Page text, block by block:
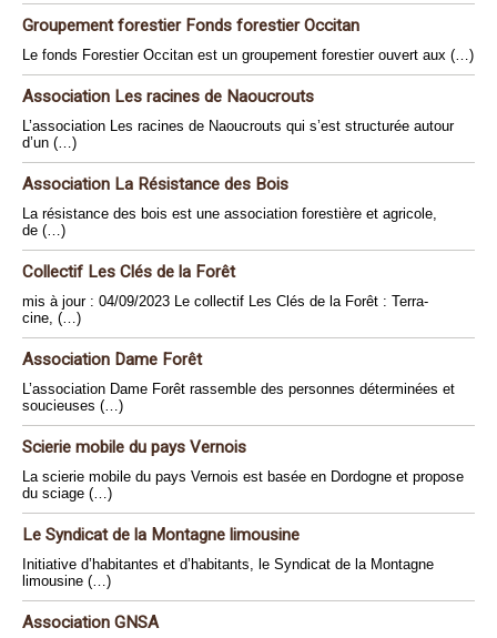
Groupement forestier Fonds forestier Occitan
Le fonds Forestier Occitan est un groupement forestier ouvert aux (…)
Association Les racines de Naoucrouts
L’association Les racines de Naoucrouts qui s’est structurée autour
d’un (…)
Association La Résistance des Bois
La résistance des bois est une association forestière et agricole,
de (…)
Collectif Les Clés de la Forêt
mis à jour : 04/09/2023 Le collectif Les Clés de la Forêt : Terra-
cine, (…)
Association Dame Forêt
L’association Dame Forêt rassemble des personnes déterminées et
soucieuses (…)
Scierie mobile du pays Vernois
La scierie mobile du pays Vernois est basée en Dordogne et propose
du sciage (…)
Le Syndicat de la Montagne limousine
Initiative d’habitantes et d’habitants, le Syndicat de la Montagne
limousine (…)
Association GNSA